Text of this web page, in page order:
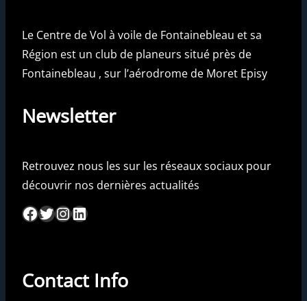
Le Centre de Vol à voile de Fontainebleau et sa
Région est un club de planeurs situé près de
Fontainebleau , sur l’aérodrome de Moret Episy
Newsletter
Retrouvez nous les sur les réseaux sociaux pour
découvrir nos dernières actualités
Facebook Twitter InstagramLinkedIn
Contact Info